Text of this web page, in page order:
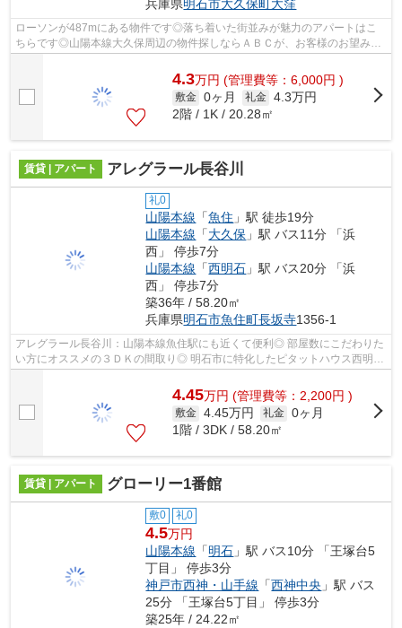
兵庫県明石市大久保町大窪
ローソンが487mにある物件です◎落ち着いた街並みが魅力のアパートはこ
ちらです◎山陽本線大久保周辺の物件探しならＡＢＣが、お客様のお望みの
物件をご提供いたします◎078-926-1112かab...
4.3万円 (管理費等：6,000円 )
敷金 0ヶ月 礼金 4.3万円
2階 / 1K / 20.28㎡
賃貸 | アパート アレグラール長谷川
礼0
山陽本線 「魚住 」駅 徒歩19分
山陽本線 「大久保 」駅 バス11分 「浜
西」 停歩7分
山陽本線 「西明石 」駅 バス20分 「浜
西」 停歩7分
築36年 / 58.20㎡
兵庫県明石市魚住町長坂寺1356-1
アレグラール長谷川：山陽本線魚住駅にも近くて便利◎ 部屋数にこだわりた
い方にオススメの３ＤＫの間取り◎ 明石市に特化したピタットハウス西明石
店（株）ＡＢＣが、お客様のご希望...
4.45万円 (管理費等：2,200円 )
敷金 4.45万円 礼金 0ヶ月
1階 / 3DK / 58.20㎡
賃貸 | アパート グローリー1番館
敷0 礼0
4.5万円
山陽本線 「明石 」駅 バス10分 「王塚台5
丁目」 停歩3分
神戸市西神・山手線 「西神中央 」駅 バス
25分 「王塚台5丁目」 停歩3分
築25年 / 24.22㎡